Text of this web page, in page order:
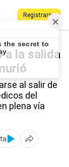
Registrarse
a la salida
al salir de
del
plena vía